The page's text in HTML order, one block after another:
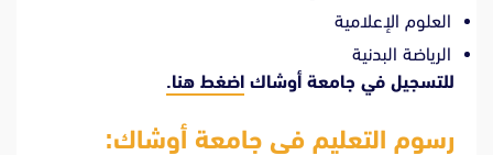
العلوم الإعلامية
الرياضة البدنية
للتسجيل في جامعة أوشاك اضغط هنا.
رسوم التعليم في جامعة أوشاك: